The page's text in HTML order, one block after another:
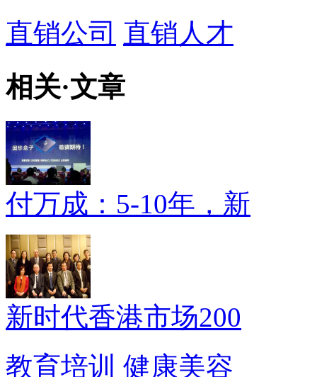
直销公司 直销人才
相关·文章
付万成：5-10年，新
新时代香港市场200
教育培训 健康美容